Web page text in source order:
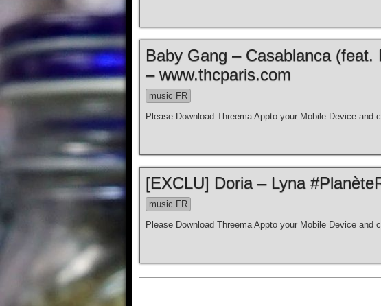
Baby Gang – Casablanca
– www.thcparis.com
music FR
Please Download Threema Appto your Mobile Device and
[EXCLU] Doria – Lyna
music FR
Please Download Threema Appto your Mobile Device and